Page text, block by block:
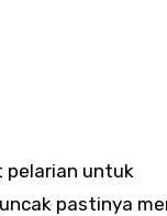
pelarian untuk
pastinya